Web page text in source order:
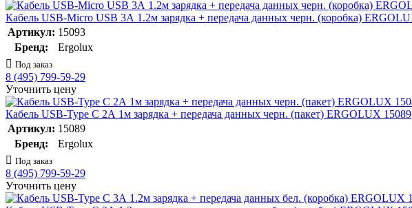
Кабель USB-Micro USB 3А 1.2м зарядка + передача данных черн. (коробка)
Артикул: 15093
Бренд:
Ergolux
Под заказ
8 (495) 799-59-29
Уточнить цену
Кабель USB-Type C 2А 1м зарядка + передача данных черн. (пакет) ERGOLUX 15089
Артикул: 15089
Бренд:
Ergolux
Под заказ
8 (495) 799-59-29
Уточнить цену